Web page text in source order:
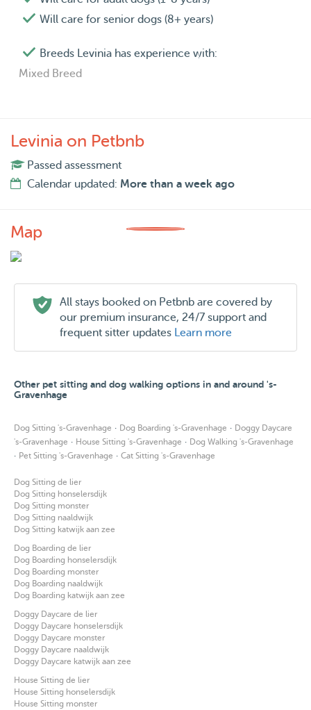
Will care for senior dogs (8+ years)
Breeds Levinia has experience with:
Mixed Breed
Levinia on Petbnb
Passed assessment
Calendar updated: More than a week ago
Map
All stays booked on Petbnb are covered by
our premium insurance, 24/7 support and
frequent sitter updates Learn more
Other pet sitting and dog walking options in and around 's-
Gravenhage
Dog Sitting 's-Gravenhage · Dog Boarding 's-Gravenhage · Doggy Daycare
's-Gravenhage · House Sitting 's-Gravenhage · Dog Walking 's-Gravenhage
· Pet Sitting 's-Gravenhage · Cat Sitting 's-Gravenhage
Dog Sitting de lier
Dog Sitting honselersdijk
Dog Sitting monster
Dog Sitting naaldwijk
Dog Sitting katwijk aan zee
Dog Boarding de lier
Dog Boarding honselersdijk
Dog Boarding monster
Dog Boarding naaldwijk
Dog Boarding katwijk aan zee
Doggy Daycare de lier
Doggy Daycare honselersdijk
Doggy Daycare monster
Doggy Daycare naaldwijk
Doggy Daycare katwijk aan zee
House Sitting de lier
House Sitting honselersdijk
House Sitting monster